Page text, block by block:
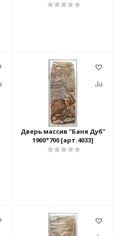
Дверь массив "Баня Дуб"
1900*700 [арт.4033]